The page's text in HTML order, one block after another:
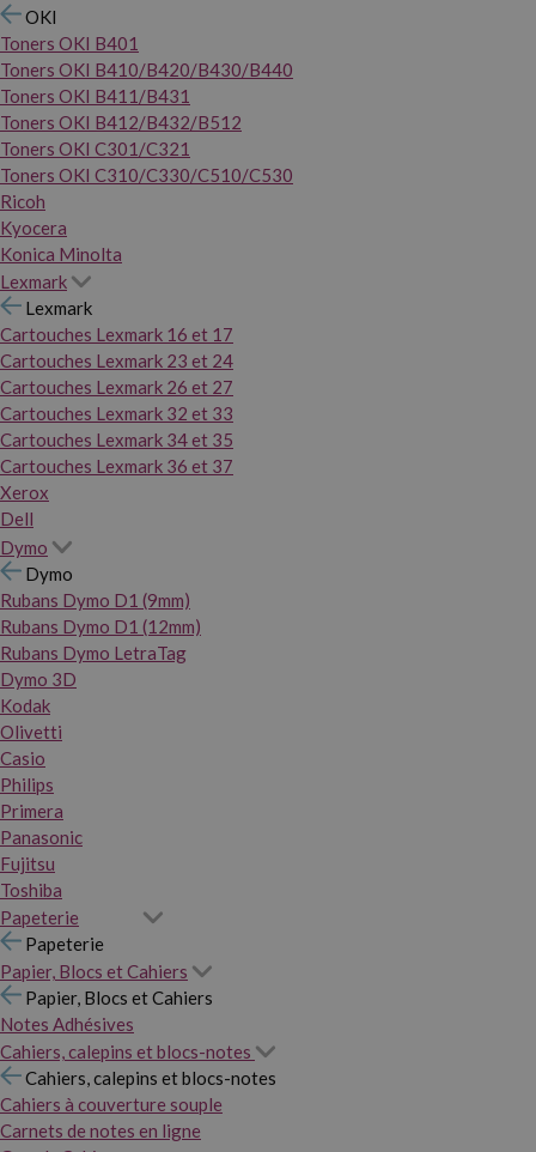
OKI
Toners OKI B401
Toners OKI B410/B420/B430/B440
Toners OKI B411/B431
Toners OKI B412/B432/B512
Toners OKI C301/C321
Toners OKI C310/C330/C510/C530
Ricoh
Kyocera
Konica Minolta
Lexmark
Lexmark
Cartouches Lexmark 16 et 17
Cartouches Lexmark 23 et 24
Cartouches Lexmark 26 et 27
Cartouches Lexmark 32 et 33
Cartouches Lexmark 34 et 35
Cartouches Lexmark 36 et 37
Xerox
Dell
Dymo
Dymo
Rubans Dymo D1 (9mm)
Rubans Dymo D1 (12mm)
Rubans Dymo LetraTag
Dymo 3D
Kodak
Olivetti
Casio
Philips
Primera
Panasonic
Fujitsu
Toshiba
Papeterie
Papeterie
Papier, Blocs et Cahiers
Papier, Blocs et Cahiers
Notes Adhésives
Cahiers, calepins et blocs-notes
Cahiers, calepins et blocs-notes
Cahiers à couverture souple
Carnets de notes en ligne